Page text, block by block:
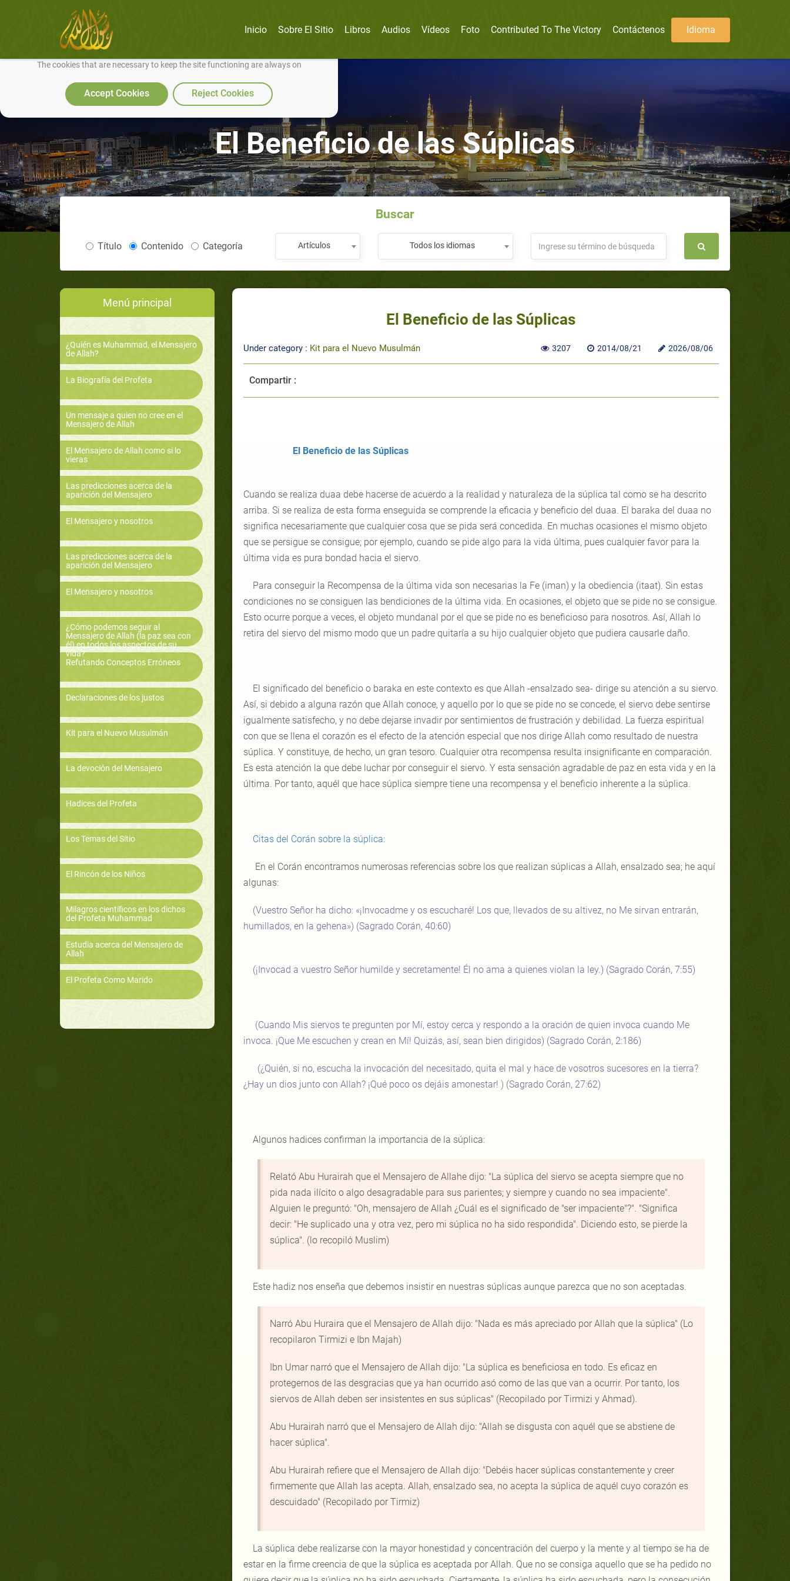
We use cookies to make our site work well for you and so we can continually improve it.
The cookies that are necessary to keep the site functioning are always on
Accept Cookies Reject Cookies
Inicio Sobre El Sitio Libros Audios Vídeos Foto Contributed To The Victory Contáctenos Idioma
El Beneficio de las Súplicas
Buscar
Título Contenido Categoría Artículos Todos los idiomas
Menú principal
¿Quién es Muhammad, el Mensajero
de Allah?
La Biografía del Profeta
Un mensaje a quien no cree en el
Mensajero de Allah
El Mensajero de Allah como si lo
vieras
Las predicciones acerca de la
aparición del Mensajero
El Mensajero y nosotros
Las predicciones acerca de la
aparición del Mensajero
El Mensajero y nosotros
¿Cómo podemos seguir al
Mensajero de Allah (la paz sea con
él) en todos los aspectos de su
vida?
Refutando Conceptos Erróneos
Declaraciones de los justos
Kit para el Nuevo Musulmán
La devoción del Mensajero
Hadices del Profeta
Los Temas del Sitio
El Rincón de los Niños
Milagros científicos en los dichos
del Profeta Muhammad
Estudia acerca del Mensajero de
Allah
El Profeta Como Marido
El Beneficio de las Súplicas
Under category : Kit para el Nuevo Musulmán 3207 2014/08/21 2026/08/06
Compartir :
El Beneficio de las Súplicas
Cuando se realiza duaa debe hacerse de acuerdo a la realidad y naturaleza de la súplica tal como se ha descrito
arriba. Si se realiza de esta forma enseguida se comprende la eficacia y beneficio del duaa. El baraka del duaa no
significa necesariamente que cualquier cosa que se pida será concedida. En muchas ocasiones el mismo objeto
que se persigue se consigue; por ejemplo, cuando se pide algo para la vida última, pues cualquier favor para la
última vida es pura bondad hacia el siervo.
Para conseguir la Recompensa de la última vida son necesarias la Fe (iman) y la obediencia (itaat). Sin estas
condiciones no se consiguen las bendiciones de la última vida. En ocasiones, el objeto que se pide no se consigue.
Esto ocurre porque a veces, el objeto mundanal por el que se pide no es beneficioso para nosotros. Así, Allah lo
retira del siervo del mismo modo que un padre quitaría a su hijo cualquier objeto que pudiera causarle daño.
El significado del beneficio o baraka en este contexto es que Allah -ensalzado sea- dirige su atención a su siervo.
Así, si debido a alguna razón que Allah conoce, y aquello por lo que se pide no se concede, el siervo debe sentirse
igualmente satisfecho, y no debe dejarse invadir por sentimientos de frustración y debilidad. La fuerza espiritual
con que se llena el corazón es el efecto de la atención especial que nos dirige Allah como resultado de nuestra
súplica. Y constituye, de hecho, un gran tesoro. Cualquier otra recompensa resulta insignificante en comparación.
Es esta atención la que debe luchar por conseguir el siervo. Y esta sensación agradable de paz en esta vida y en la
última. Por tanto, aquél que hace súplica siempre tiene una recompensa y el beneficio inherente a la súplica.
Citas del Corán sobre la súplica:
En el Corán encontramos numerosas referencias sobre los que realizan súplicas a Allah, ensalzado sea; he aquí
algunas:
(Vuestro Señor ha dicho: «¡Invocadme y os escucharé! Los que, llevados de su altivez, no Me sirvan entrarán,
humillados, en la gehena») (Sagrado Corán, 40:60)
(¡Invocad a vuestro Señor humilde y secretamente! Él no ama a quienes violan la ley.) (Sagrado Corán, 7:55)
(Cuando Mis siervos te pregunten por Mí, estoy cerca y respondo a la oración de quien invoca cuando Me
invoca. ¡Que Me escuchen y crean en Mí! Quizás, así, sean bien dirigidos) (Sagrado Corán, 2:186)
(¿Quién, si no, escucha la invocación del necesitado, quita el mal y hace de vosotros sucesores en la tierra?
¿Hay un dios junto con Allah? ¡Qué poco os dejáis amonestar! ) (Sagrado Corán, 27:62)
Algunos hadices confirman la importancia de la súplica:
Relató Abu Hurairah que el Mensajero de Allahe dijo: "La súplica del siervo se acepta siempre que no
pida nada ilícito o algo desagradable para sus parientes; y siempre y cuando no sea impaciente".
Alguien le preguntó: "Oh, mensajero de Allah ¿Cuál es el significado de "ser impaciente"?". "Significa
decir: "He suplicado una y otra vez, pero mi súplica no ha sido respondida". Diciendo esto, se pierde la
súplica". (lo recopiló Muslim)
Este hadiz nos enseña que debemos insistir en nuestras súplicas aunque parezca que no son aceptadas.
Narró Abu Huraira que el Mensajero de Allah dijo: "Nada es más apreciado por Allah que la súplica" (Lo
recopilaron Tirmizi e Ibn Majah)
Ibn Umar narró que el Mensajero de Allah dijo: "La súplica es beneficiosa en todo. Es eficaz en
protegernos de las desgracias que ya han ocurrido asó como de las que van a ocurrir. Por tanto, los
siervos de Allah deben ser insistentes en sus súplicas" (Recopilado por Tirmizi y Ahmad).
Abu Hurairah narró que el Mensajero de Allah dijo: "Allah se disgusta con aquél que se abstiene de
hacer súplica".
Abu Hurairah refiere que el Mensajero de Allah dijo: "Debéis hacer súplicas constantemente y creer
firmemente que Allah las acepta. Allah, ensalzado sea, no acepta la súplica de aquél cuyo corazón es
descuidado" (Recopilado por Tirmiz)
La súplica debe realizarse con la mayor honestidad y concentración del cuerpo y la mente y al tiempo se ha de
estar en la firme creencia de que la súplica es aceptada por Allah. Que no se consiga aquello que se ha pedido no